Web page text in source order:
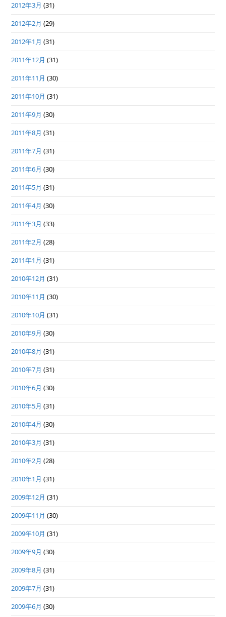
2012年3月 (31)
2012年2月 (29)
2012年1月 (31)
2011年12月 (31)
2011年11月 (30)
2011年10月 (31)
2011年9月 (30)
2011年8月 (31)
2011年7月 (31)
2011年6月 (30)
2011年5月 (31)
2011年4月 (30)
2011年3月 (33)
2011年2月 (28)
2011年1月 (31)
2010年12月 (31)
2010年11月 (30)
2010年10月 (31)
2010年9月 (30)
2010年8月 (31)
2010年7月 (31)
2010年6月 (30)
2010年5月 (31)
2010年4月 (30)
2010年3月 (31)
2010年2月 (28)
2010年1月 (31)
2009年12月 (31)
2009年11月 (30)
2009年10月 (31)
2009年9月 (30)
2009年8月 (31)
2009年7月 (31)
2009年6月 (30)